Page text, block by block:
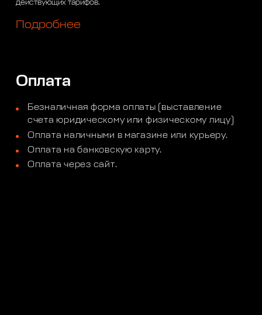
действующих тарифов.
Подробнее
Оплата
Безналичная форма оплаты (выставление
счета юридическому или физическому лицу)
Оплата наличными в магазине или курьеру.
Оплата на банковскую карту.
Оплата через сайт.